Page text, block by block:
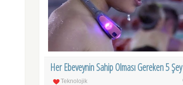
Her Ebeveynin Sahip Olması Gereken 5 Şey
Teknolojik